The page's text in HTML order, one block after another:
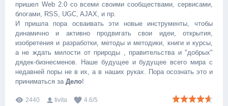
пришел Web 2.0 со всеми своими сообществами, сервисами,
блогами, RSS, UGC, AJAX, и пр.
И пришла пора осваивать эти новые инструменты, чтобы
динамично и активно продвигать свои идеи, открытия,
изобретения и разработки, методы и методики, книги и курсы,
а не ждать милости от природы , правительства и "добрых"
дядек-бизнесменов. Наше будущее и будущее всего мира с
недавней поры не в их, а в наших руках. Пора осознать это и
приниматься за Дело!
2440 tivita 4.6/5